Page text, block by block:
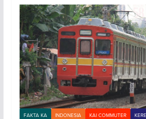
FAKTA KA INDONESIA KAI COMMUTER